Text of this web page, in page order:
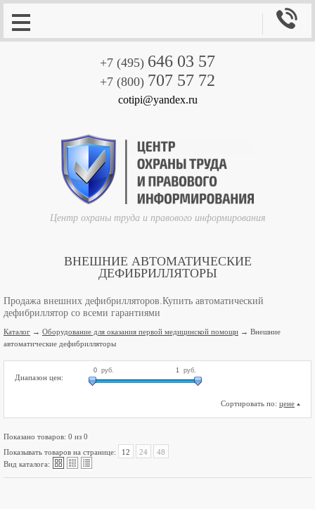
+7 (495) 646 03 57
+7 (800) 707 57 72
cotipi@yandex.ru
Центр охраны труда и правового информирования

ВНЕШНИЕ АВТОМАТИЧЕСКИЕ
ДЕФИБРИЛЛЯТОРЫ
Продажа внешних дефибрилляторов.Купить автоматический
дефибриллятор со всеми гарантиями
Каталог → Оборудование для оказания первой медицинской помощи → Внешние
автоматические дефибрилляторы
Диапазон цен:
0 руб. 1 руб.
Сортировать по: цене
Показано товаров: 0 из 0
Показывать товаров на странице:
12 24
48
Вид каталога:
  